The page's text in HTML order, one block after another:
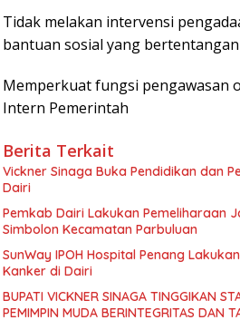
Tidak melakan intervensi
bantuan sosial yang
Memperkuat fungsi pengawasan
Intern Pemerintah
Berita Terkait
Vickner Sinaga Buka Pendidikan dan
Dairi
Pemkab Dairi Lakukan Pemeliharaan
Simbolon Kecamatan Parbuluan
SunWay IPOH Hospital Penang
Kanker di Dairi
BUPATI VICKNER SINAGA TINGGIKAN
PEMIMPIN MUDA BERINTEGRITAS DAN